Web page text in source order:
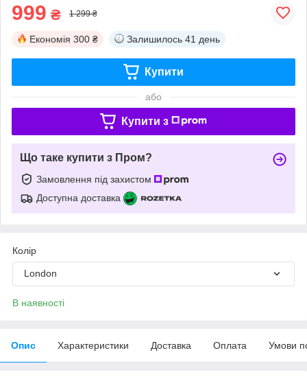
999 ₴ 1 299 ₴
Економія 300 ₴ Залишилось 41 день
Купити
або
Купити з
Що таке купити з Пром?
Замовлення під захистом
Доступна доставка
Колір
London
В наявності
Опис Характеристики Доставка Оплата Умови